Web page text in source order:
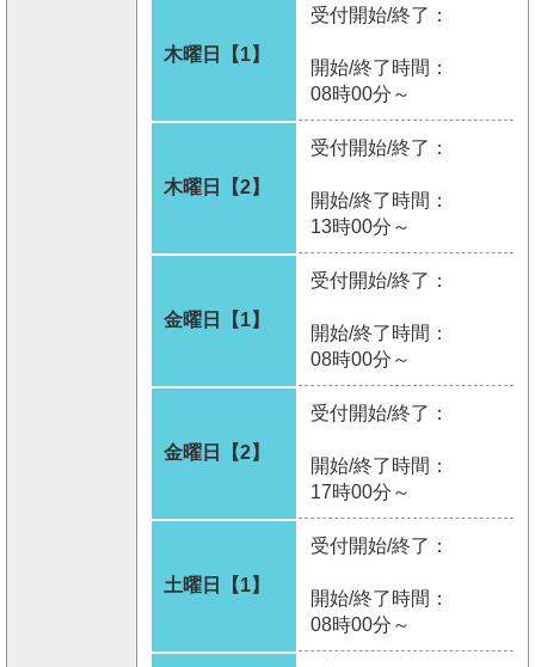
木曜日【1】
受付開始/終了：
開始/終了時間：
08時00分～
木曜日【2】
受付開始/終了：
開始/終了時間：
13時00分～
金曜日【1】
受付開始/終了：
開始/終了時間：
08時00分～
金曜日【2】
受付開始/終了：
開始/終了時間：
17時00分～
土曜日【1】
受付開始/終了：
開始/終了時間：
08時00分～